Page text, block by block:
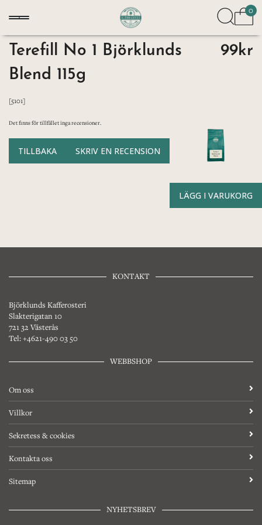
0
Terefill No 1 Björklunds
Blend 115g
[5101]
99kr
Det finns för tillfället inga recensioner.
TILLBAKA SKRIV EN RECENSION
LÄGG I VARUKORG
KONTAKT
Björklunds Kafferosteri
Slakterigatan 10
721 32 Västerås
Tel: +4621-490 03 50
WEBBSHOP
Om oss
Villkor
Sekretess & cookies
Kontakta oss
Sitemap
NYHETSBREV